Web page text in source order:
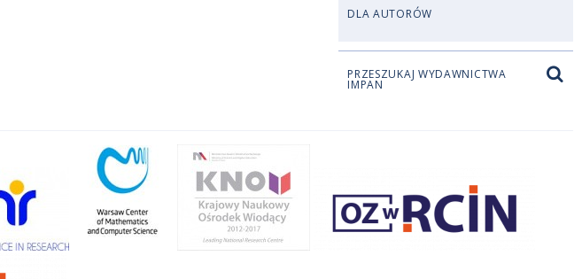
DLA AUTORÓW
PRZESZUKAJ WYDAWNICTWA
IMPAN